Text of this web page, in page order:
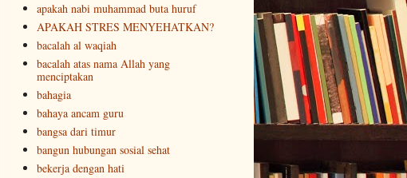
apakah nabi muhammad buta huruf
APAKAH STRES MENYEHATKAN?
bacalah al waqiah
bacalah atas nama Allah yang
menciptakan
bahagia
bahaya ancam guru
bangsa dari timur
bangun hubungan sosial sehat
bekerja dengan hati